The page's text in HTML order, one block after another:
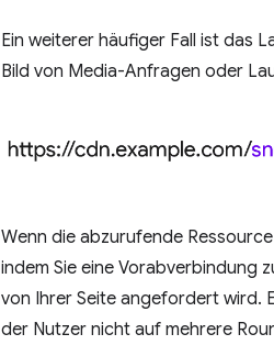
Ein weiterer häufiger Fall ist das
Bild von Media-Anfragen oder
Wenn die abzurufende
indem Sie eine Vorabverbindung
von Ihrer Seite angefordert wird.
der Nutzer nicht auf mehrere